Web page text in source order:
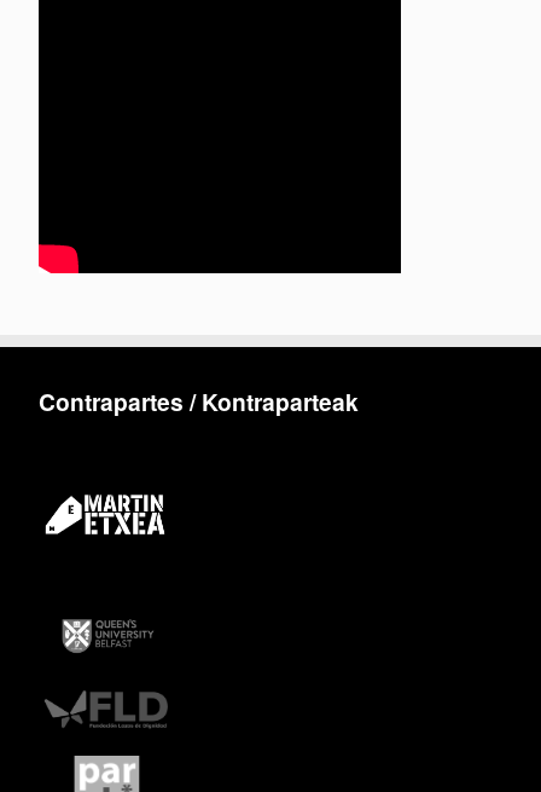
Contrapartes / Kontraparteak